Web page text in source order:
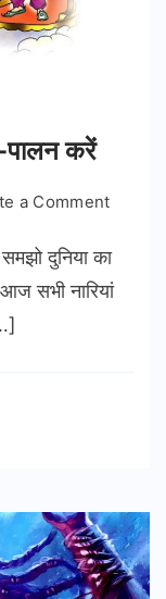
पालन करें
a Commenton
का
स्वर्ग
दुनिया का
सभी नारियां